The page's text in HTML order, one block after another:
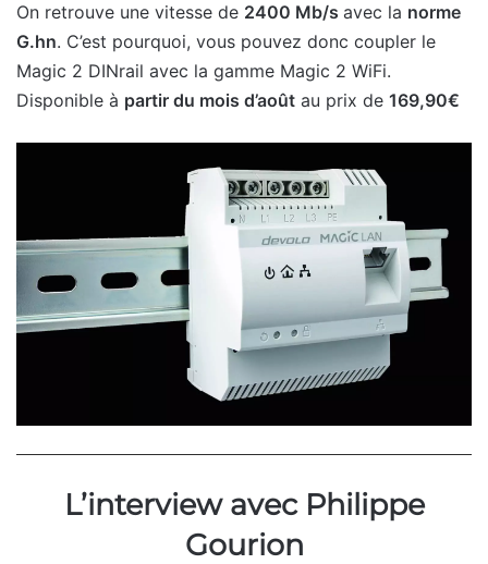
On retrouve une vitesse de 2400 Mb/s avec la norme
G.hn. C’est pourquoi, vous pouvez donc coupler le
Magic 2 DINrail avec la gamme Magic 2 WiFi.
Disponible à partir du mois d’août au prix de 169,90€
L’interview avec Philippe
Gourion